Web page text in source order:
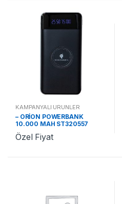
KAMPANYALI ÜRÜNLER
– ORİON POWERBANK
10.000 MAH ST320557
Özel Fiyat